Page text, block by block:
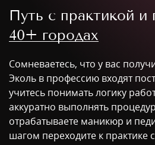
Путь с практикой
40+ городах
Сомневаетесь, что у вас
Эколь в профессию входят
учитесь понимать логику
аккуратно выполнять
отрабатываете маникюр и
шагом переходите к практике